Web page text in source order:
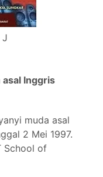
J
asal Inggris
muda asal
2 Mei 1997.
School of